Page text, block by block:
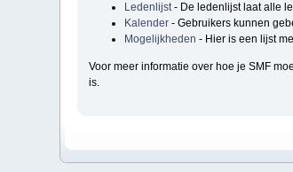
Ledenlijst- De ledenlijst laat alle
Kalender- Gebruikers kunnen
Mogelijkheden - Hier is een lijst
Voor meer informatie over hoe je SMF
is.